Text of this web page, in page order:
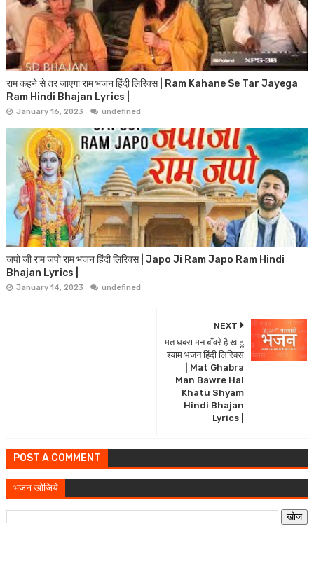
राम कहने से तर जाएगा राम भजन हिंदी लिरिक्स | Ram Kahane Se Tar Jayega
Ram Hindi Bhajan Lyrics |
January 16, 2023 undefined
जपो जी राम जपो राम भजन हिंदी लिरिक्स | Japo Ji Ram Japo Ram Hindi
Bhajan Lyrics |
January 14, 2023 undefined
NEXT
मत घबरा मन बाँवरे है खाटू
श्याम भजन हिंदी लिरिक्स
| Mat Ghabra
Man Bawre Hai
Khatu Shyam
Hindi Bhajan
Lyrics |
POST A COMMENT
भजन खोजिये